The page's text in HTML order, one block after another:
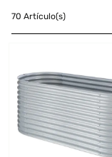
70 Artículo(s)